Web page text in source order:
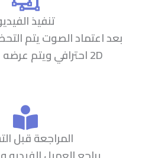
تنفيذ
بعد اعتماد الصوت يتم
2D احترافي ويتم عرضه على العميل
المراجعة قبل